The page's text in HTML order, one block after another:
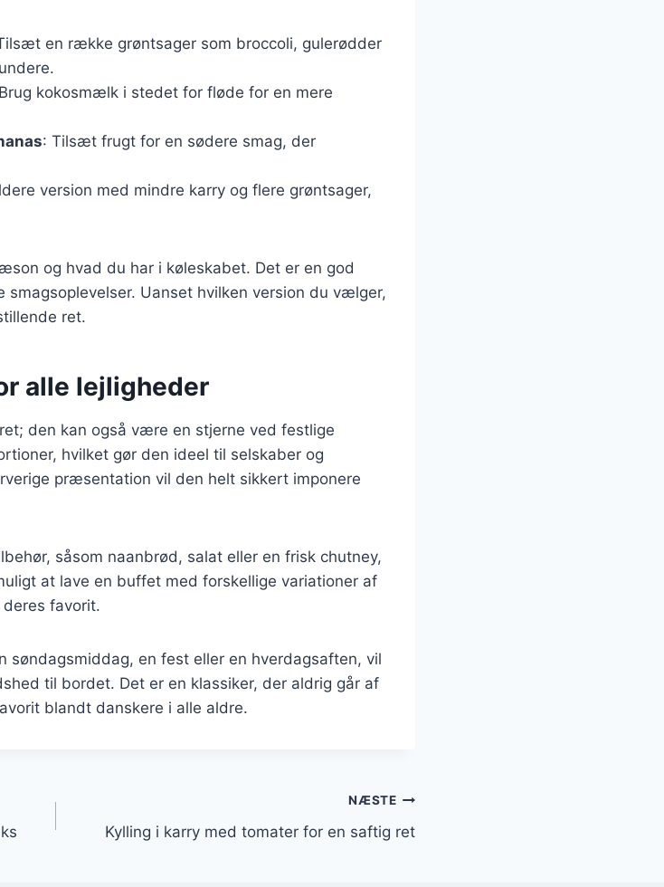
en række grøntsager som broccoli, gulerødder
kokosmælk i stedet for fløde for en mere
: Tilsæt frugt for en sødere smag, der
version med mindre karry og flere grøntsager,
og hvad du har i køleskabet. Det er en god
smagsoplevelser. Uanset hvilken version du vælger,
ret.
alle lejligheder
den kan også være en stjerne ved festlige
hvilket gør den ideel til selskaber og
præsentation vil den helt sikkert imponere
såsom naanbrød, salat eller en frisk chutney,
at lave en buffet med forskellige variationer af
favorit.
søndagsmiddag, en fest eller en hverdagsaften, vil
til bordet. Det er en klassiker, der aldrig går af
blandt danskere i alle aldre.
NÆSTE
Kylling i karry med tomater for en saftig ret